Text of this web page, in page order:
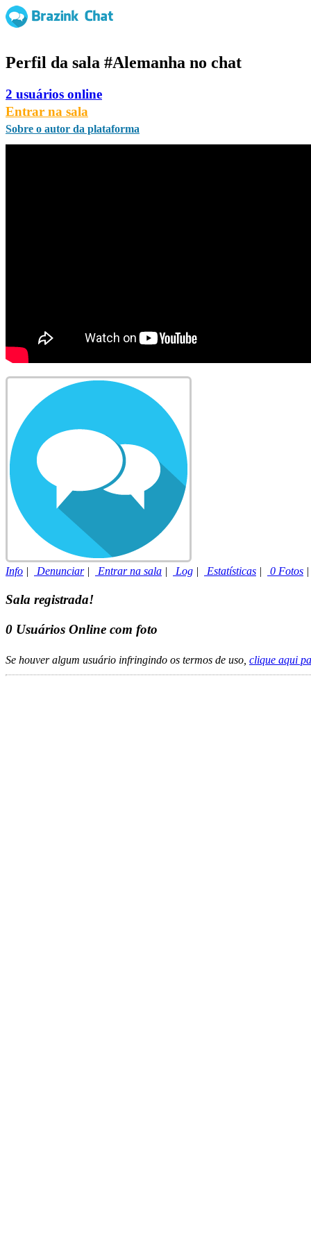
Perfil da sala #Alemanha no chat
2 usuários online
Entrar na sala
Sobre o autor da plataforma
Info | Denunciar| Entrar na sala | Log | Estatísticas | 0 Fotos
Sala registrada!
0 Usuários Online com foto
Se houver algum usuário infringindo os termos de uso, clique aqui